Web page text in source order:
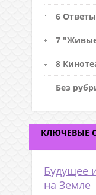
6
7
8
Без
КЛЮЧЕВЫЕ
Будущее
на Земле